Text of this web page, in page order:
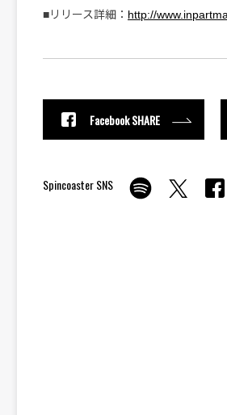
■リリース詳細： http://
Facebook SHARE
Spincoaster SNS